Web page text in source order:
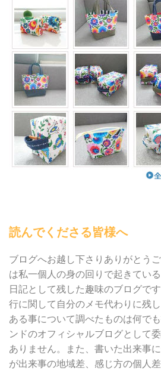
読んでくださる皆様へ
ブログへお越し下さりありがとう
は私一個人の身の回りで起きてい
日記として残した趣味のブログで
行に関して自分のメモ代わりに残
ある事について調べたものは何で
ンドのオフィシャルブログとして
ありません。また、書いた出来事
が出来事の地域差、感じ方の個人